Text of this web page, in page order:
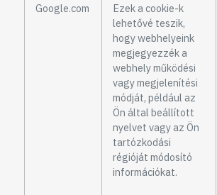
Google.com
Ezek a cookie-k
lehetővé teszik,
hogy webhelyeink
megjegyezzék a
webhely működési
vagy megjelenítési
módját, például az
Ön által beállított
nyelvet vagy az Ön
tartózkodási
régióját módosító
információkat.